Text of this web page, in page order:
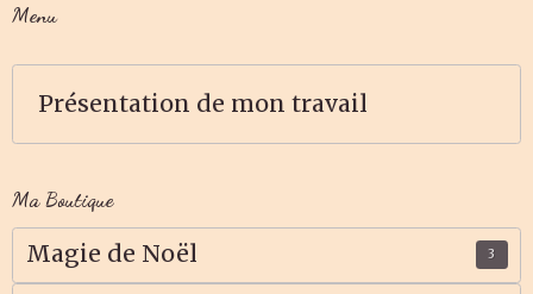
Menu
Présentation de mon travail
Ma Boutique
Magie de Noël 3